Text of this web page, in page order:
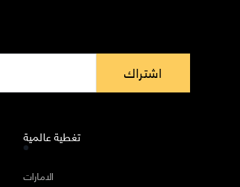
اشتراك
تغطية عالمية
الامارات